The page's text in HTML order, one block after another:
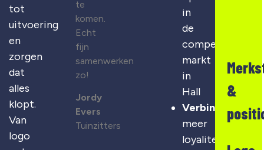
tot
uitvoering
en
zorgen
dat
alles
klopt.
Van
logo
te
komen.
Echt
fijn
samenwerken
zo!
Jordy
Evers
Tuinzitters
in
de
competitieve
markt
in
Hall
Verbinding
meer
loyaliteit
&